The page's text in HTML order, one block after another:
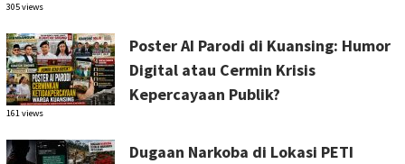
305 views
Poster AI Parodi di Kuansing: Humor
Digital atau Cermin Krisis
Kepercayaan Publik?
161 views
Dugaan Narkoba di Lokasi PETI